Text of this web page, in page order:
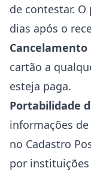
de contestar.
dias após o
Cancelamento
cartão a
esteja paga.
Portabilidade
informações
no Cadastro
por